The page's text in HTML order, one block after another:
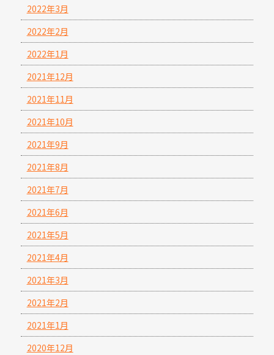
2022年3月
2022年2月
2022年1月
2021年12月
2021年11月
2021年10月
2021年9月
2021年8月
2021年7月
2021年6月
2021年5月
2021年4月
2021年3月
2021年2月
2021年1月
2020年12月